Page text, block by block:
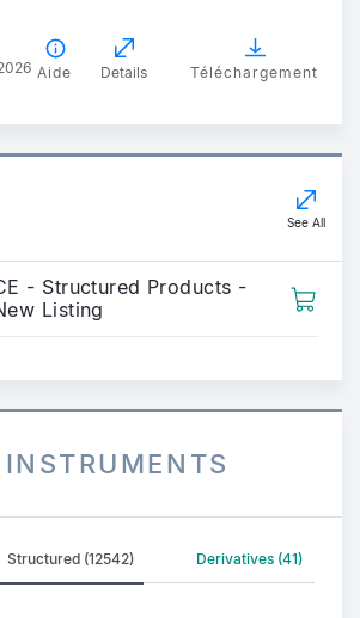
Aide Details Téléchargement
See All
- Structured Products -
Listing
Structured (12542) Derivatives (41)